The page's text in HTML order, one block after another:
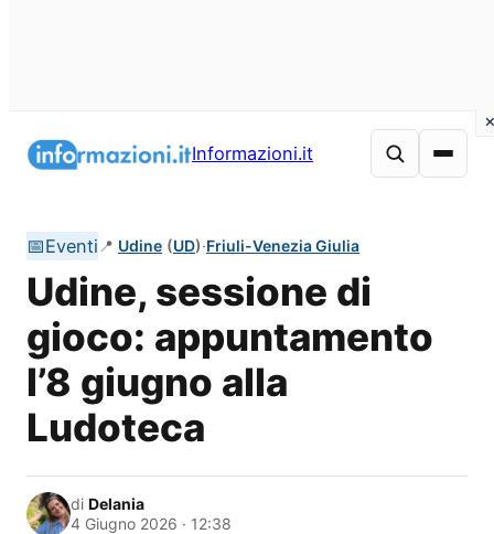
Informazioni.it
📅Eventi 📍 Udine (UD)·Friuli-Venezia Giulia
Udine, sessione di
gioco: appuntamento
l’8 giugno alla
Ludoteca
di Delania
4 Giugno 2026 · 12:38